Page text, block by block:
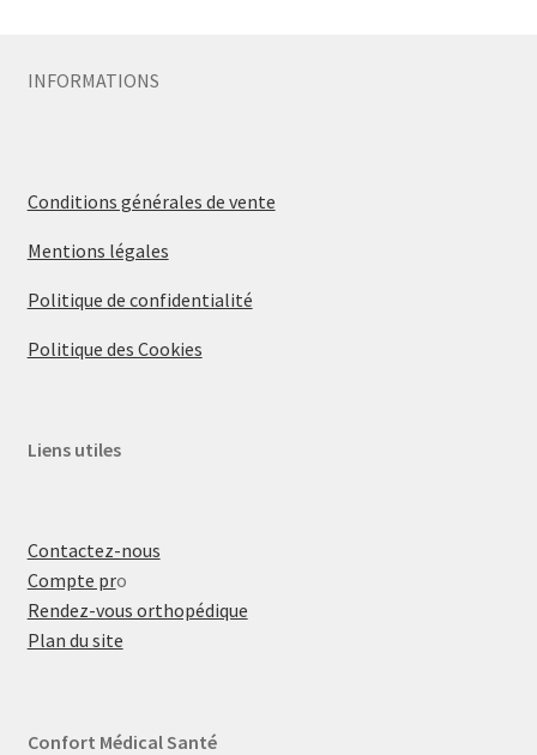
INFORMATIONS
Conditions générales de vente
Mentions légales
Politique de confidentialité
Politique des Cookies
Liens utiles
Contactez-nous
Compte pro
Rendez-vous orthopédique
Plan du site
Confort Médical Santé